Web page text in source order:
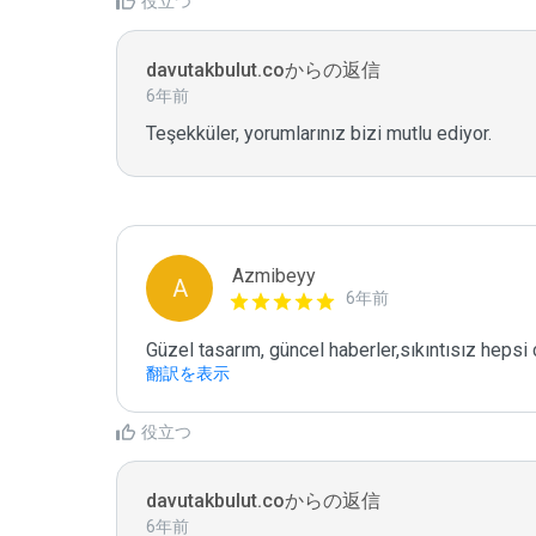
davutakbulut.coからの返信
6年前
Teşekküler, yorumlarınız bizi mutlu ediyor.
A Azmibeyy
6年前
Güzel tasarım, güncel haberler,sıkıntısız
翻訳を表示
役立つ
davutakbulut.coからの返信
6年前